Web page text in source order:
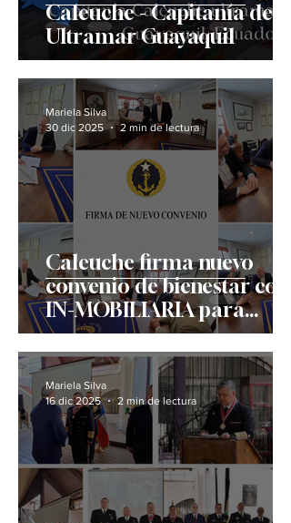
Caleuche - Capitanía de
Ultramar Guayaquil
Caleuche firma nuevo
convenio de bienestar con
IN-MOBILIARIA para
beneficio de su Tripulación
Mariela Silva
30 dic 2025
2 min de lectura
Mariela Silva
16 dic 2025
2 min de lectura